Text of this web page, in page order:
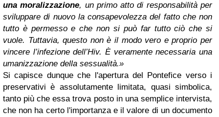
una moralizzazione, un primo atto di responsabilità per
sviluppare di nuovo la consapevolezza del fatto che non
tutto è permesso e che non si può far tutto ciò che si
vuole. Tuttavia, questo non è il modo vero e proprio per
vincere l’infezione dell’Hiv. È veramente necessaria una
umanizzazione della sessualità.»
Si capisce dunque che l'apertura del Pontefice verso i
preservativi è assolutamente limitata, quasi simbolica,
tanto più che essa trova posto in una semplice intervista,
che non ha certo l'importanza e il valore di un documento